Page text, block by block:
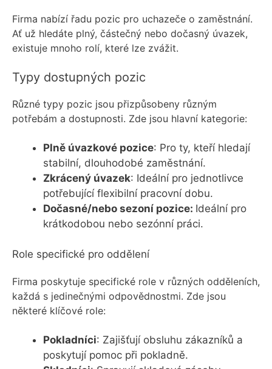
Firma nabízí řadu pozic pro uchazeče o zaměstnání.
Ať už hledáte plný, částečný nebo dočasný úvazek,
existuje mnoho rolí, které lze zvážit.
Typy dostupných pozic
Různé typy pozic jsou přizpůsobeny různým
potřebám a dostupnosti. Zde jsou hlavní kategorie:
Plně úvazkové pozice: Pro ty, kteří hledají
stabilní, dlouhodobé zaměstnání.
Zkrácený úvazek: Ideální pro jednotlivce
potřebující flexibilní pracovní dobu.
Dočasné/nebo sezoní pozice: Ideální pro
krátkodobou nebo sezónní práci.
Role specifické pro oddělení
Firma poskytuje specifické role v různých odděleních,
každá s jedinečnými odpovědnostmi. Zde jsou
některé klíčové role:
Pokladníci: Zajišťují obsluhu zákazníků a
poskytují pomoc při pokladně.